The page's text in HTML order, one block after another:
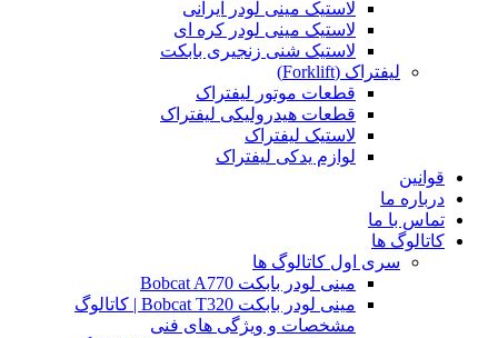
لاستیک مینی لودر ایرانی
لاستیک مینی لودر کره ای
لاستیک شنی زنجیری بابکت
لیفتراک (Forklift)
قطعات موتور لیفتراک
قطعات هیدرولیکی لیفتراک
لاستیک لیفتراک
لوازم یدکی لیفتراک
قوانین
درباره ما
تماس با ما
کاتالوگ ها
سری اول کاتالوگ ها
مینی لودر بابکت Bobcat A770
مینی لودر بابکت Bobcat T320 | کاتالوگ
مشخصات و ویژگی های فنی